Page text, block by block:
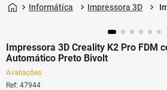
Informática Impressora 3D
Impressora 3D Creality K2 Pro FDM
Automático Preto Bivolt
Avaliações
Ref: 47944
3º
smartphone
4º
ps4